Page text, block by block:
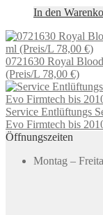
In den
0721630 Royal
(Preis/L 78,00 €)
Service Entlüftungs
Evo Firmtech bis
Öffnungszeiten
Montag –